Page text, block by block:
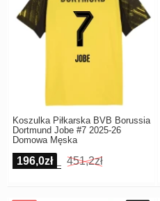
Koszulka Piłkarska BVB Borussia
Dortmund Jobe #7 2025-26
Domowa Męska
196,0zł 451,2zł